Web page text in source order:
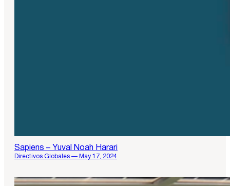
Sapiens – Yuval Noah Harari
Directivos Globales — May 17, 2024